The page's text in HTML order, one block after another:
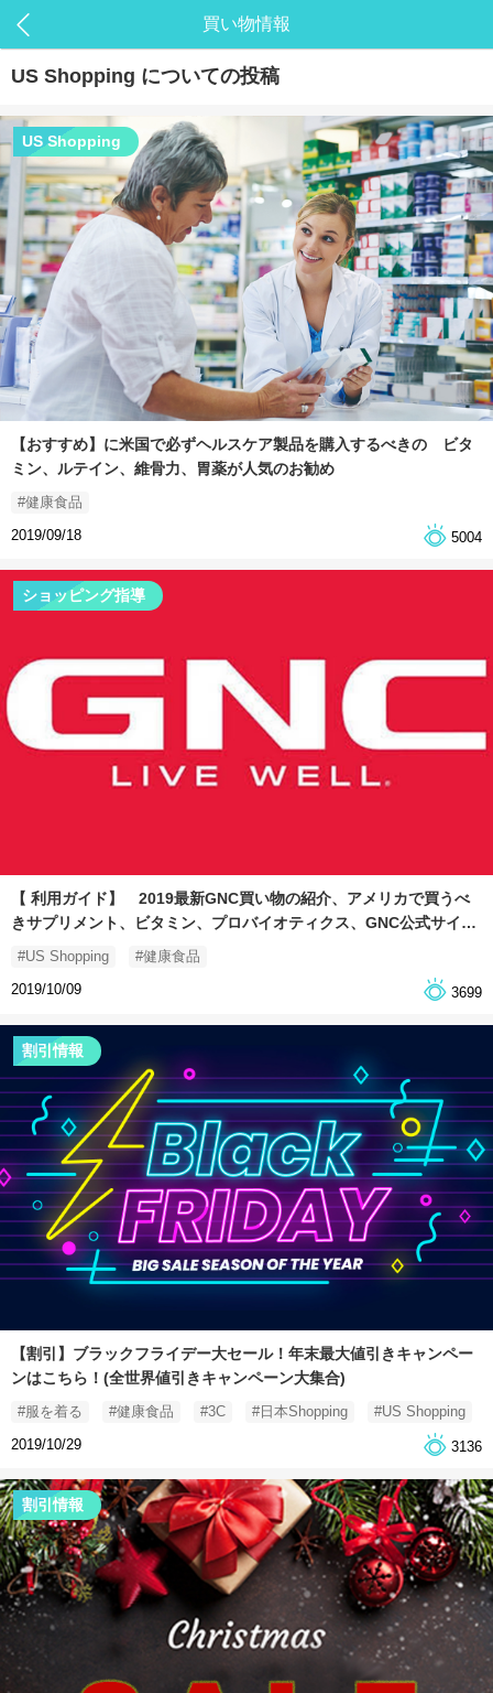
買い物情報
US Shopping についての投稿
US Shopping
【おすすめ】に米国で必ずヘルスケア製品を購入するべきの ビタ
ミン、ルテイン、維骨力、胃薬が人気のお勧め
#健康食品
2019/09/18
5004
ショッピング指導
【 利用ガイド】 2019最新GNC買い物の紹介、アメリカで買うべ
きサプリメント、ビタミン、プロバイオティクス、GNC公式サイト
でお得！
#US Shopping
#健康食品
2019/10/09
3699
割引情報
【割引】ブラックフライデー大セール！年末最大値引きキャンペー
ンはこちら！(全世界値引きキャンペーン大集合)
#服を着る #健康食品 #3C #日本Shopping
#US Shopping
2019/10/29
3136
割引情報